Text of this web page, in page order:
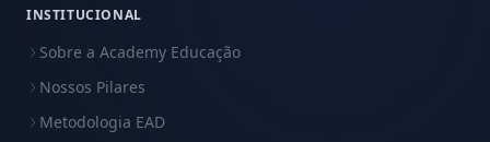
INSTITUCIONAL
Sobre a Academy Educação
Nossos Pilares
Metodologia EAD